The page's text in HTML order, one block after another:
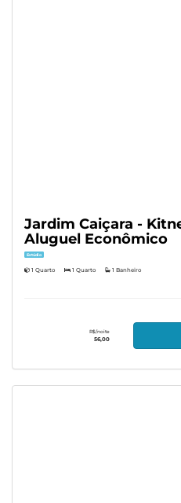
Jardim Caiçara -
Aluguel Econômico
Estúdio
1 Quarto 1 Quarto 1 Banheiro
R$/noite
56,00